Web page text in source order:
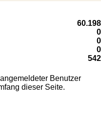
60.198
0
0
0
542
Benutzer
dieser Seite.